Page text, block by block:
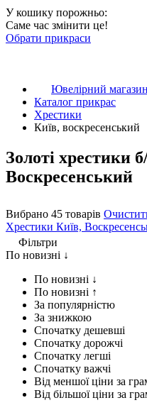
У кошику порожньо:
Саме час змінити це!
Обрати прикраси
Ювелірний магазин
Каталог прикрас
Хрестики
Київ, воскресенський
Золоті хрестики
Воскресенський
Вибрано 45 товарів
Хрестики Київ,
Фільтри
По новизні ↓
По новизні ↓
По новизні ↑
За популярністю
За знижкою
Спочатку дешевші
Спочатку дорожчі
Спочатку легші
Спочатку важчі
Від меншої ціни за
Від більшої ціни за